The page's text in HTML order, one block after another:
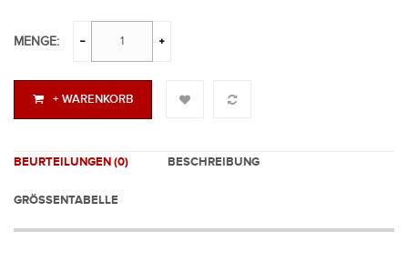
MENGE:
+ WARENKORB
BEURTEILUNGEN (0) BESCHREIBUNG
GRÖSSENTABELLE